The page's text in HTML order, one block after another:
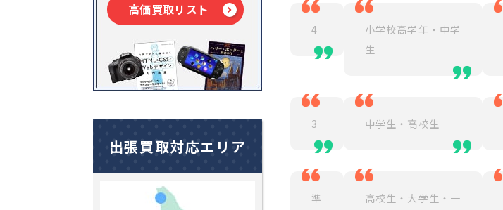
高価買取リスト
出張買取対応エリア
4
小学校高学年・中学
生
3 中学生・高校生
準
高校生・大学生・一